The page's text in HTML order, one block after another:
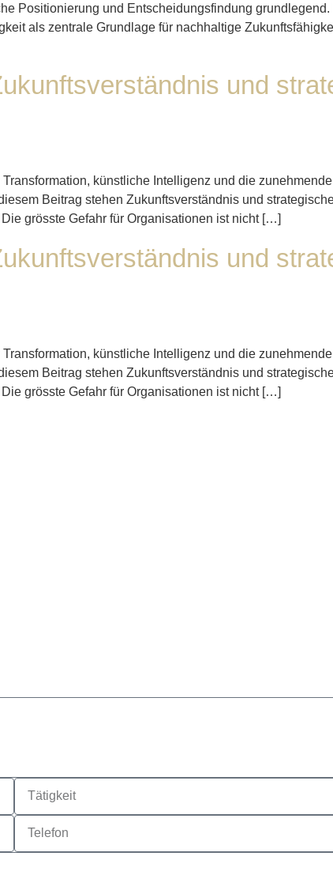
Positionierung und Entscheidungsfindung grundlegend.
als zentrale Grundlage für nachhaltige
und
künstliche Intelligenz und die
Beitrag stehen Zukunftsverständnis und
grösste Gefahr für Organisationen ist nicht […]
und
künstliche Intelligenz und die
Beitrag stehen Zukunftsverständnis und
grösste Gefahr für Organisationen ist nicht […]